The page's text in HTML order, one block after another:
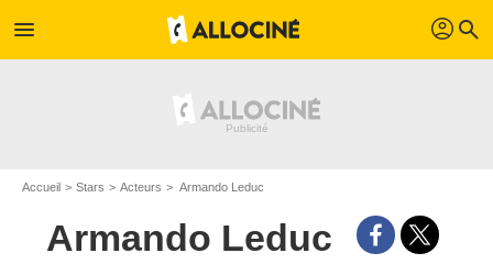
menu profil search
Accueil Stars Acteurs Armando Leduc
Armando Leduc